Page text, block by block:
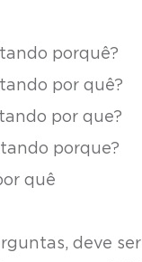
porquê?
por quê?
por que?
porque?
quê
deve